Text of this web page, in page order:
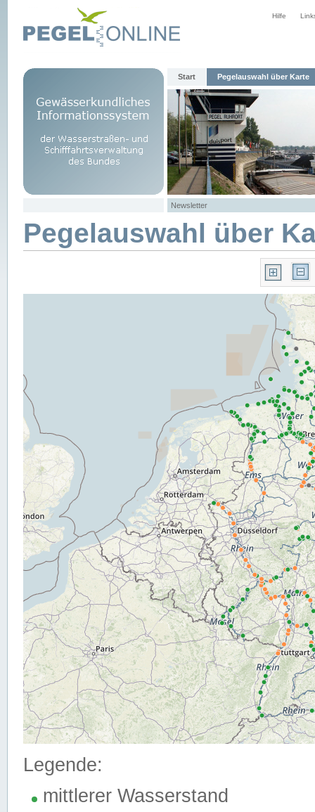
Hilfe
Start Pegelauswahl über Karte
Newsletter
Pegelauswahl über
Legende:
mittlerer Wasserstand